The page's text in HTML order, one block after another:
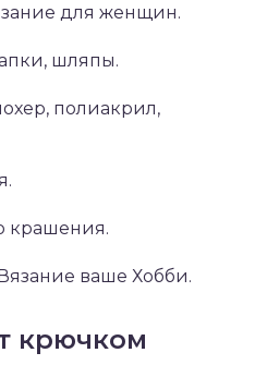
для женщин.
шляпы.
полиакрил,
крашения.
ваше Хобби.
крючком